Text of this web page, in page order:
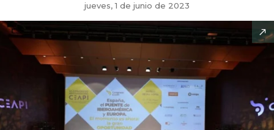
jueves, 1 de junio de 2023